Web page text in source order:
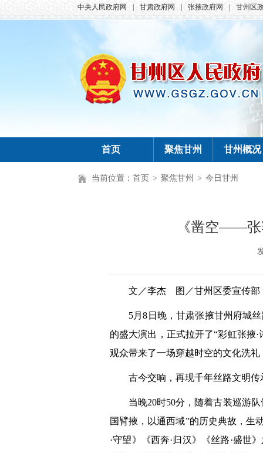
中央人民政府网 甘肃政府网 张掖政府网 甘州区
首页 聚焦甘州 甘州概况
当前位置： 首页 > 聚焦甘州 > 今日甘州
《凿空——张
文／李杰 图／甘州区委宣传部
5月8日晚，甘肃张掖甘州府城
的盛大演出，正式拉开了“彩虹张掖
观众带来了一场穿越时空的文化洗
古今交响，再现千年丝路文明传
当晚20时50分，随着古装巡游
国臂掖，以通西域”的历史典故，生
·守望》《西奔·归汉》《丝路·盛世